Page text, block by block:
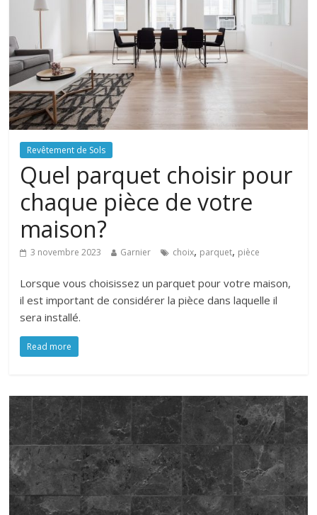
Revêtement de Sols
Quel parquet choisir pour
chaque pièce de votre
maison?
3 novembre 2023 Garnier choix, parquet, pièce
Lorsque vous choisissez un parquet pour votre maison,
il est important de considérer la pièce dans laquelle il
sera installé.
Read more